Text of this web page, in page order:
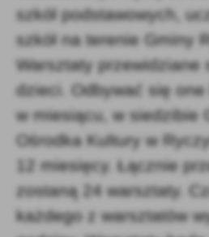
szkół podstawowych,
szkół na terenie Gminy
Warsztaty przewidziane
dzieci. Odbywać się
w miesiącu, w siedzibie
Ośrodka Kultury w
12 miesięcy. Łącznie
zostaną 24 warsztaty.
każdego z warsztatów